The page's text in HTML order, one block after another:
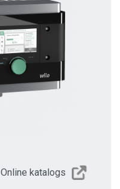
Online katalogs